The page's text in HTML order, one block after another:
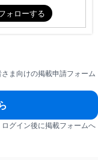
ま向けの掲載申請フォーム
グイン後に掲載フォームへ